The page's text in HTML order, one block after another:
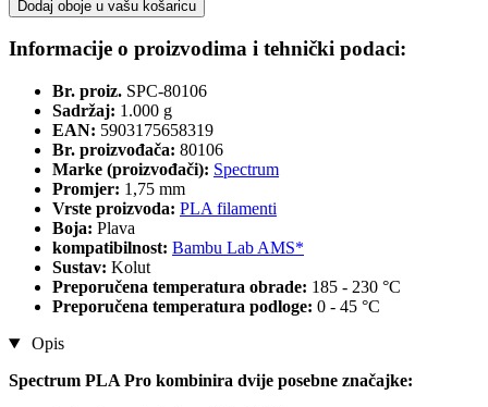
Dodaj oboje u vašu košaricu
Informacije o proizvodima i tehnički podaci:
Br. proiz. SPC-80106
Sadržaj: 1.000 g
EAN: 5903175658319
Br. proizvođača: 80106
Marke (proizvođači): Spectrum
Promjer: 1,75 mm
Vrste proizvoda: PLA filamenti
Boja: Plava
kompatibilnost: Bambu Lab AMS*
Sustav: Kolut
Preporučena temperatura obrade: 185 - 230 °C
Preporučena temperatura podloge: 0 - 45 °C
Opis
Spectrum PLA Pro kombinira dvije posebne značajke: